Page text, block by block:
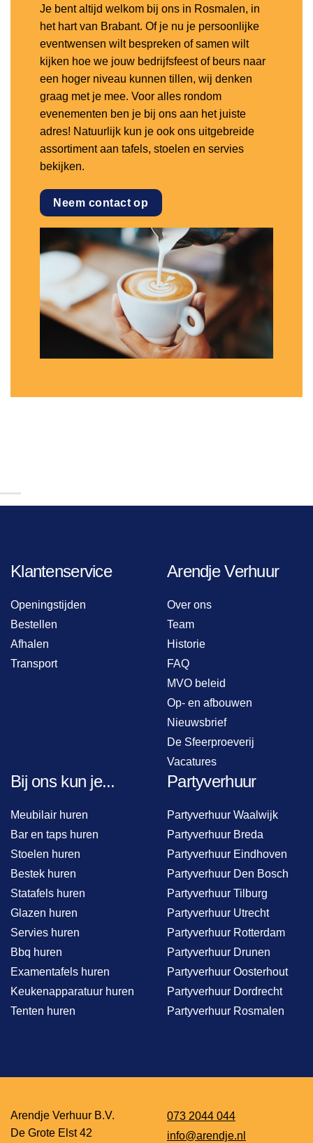
Je bent altijd welkom bij ons in Rosmalen, in
het hart van Brabant. Of je nu je persoonlijke
eventwensen wilt bespreken of samen wilt
kijken hoe we jouw bedrijfsfeest of beurs naar
een hoger niveau kunnen tillen, wij denken
graag met je mee. Voor alles rondom
evenementen ben je bij ons aan het juiste
adres! Natuurlijk kun je ook ons uitgebreide
assortiment aan tafels, stoelen en servies
bekijken.
Neem contact op
Klantenservice
Openingstijden
Bestellen
Afhalen
Transport
Arendje Verhuur
Over ons
Team
Historie
FAQ
MVO beleid
Op- en afbouwen
Nieuwsbrief
De Sfeerproeverij
Vacatures
Bij ons kun je...
Meubilair huren
Bar en taps huren
Stoelen huren
Bestek huren
Statafels huren
Glazen huren
Servies huren
Bbq huren
Examentafels huren
Keukenapparatuur huren
Tenten huren
Partyverhuur
Partyverhuur Waalwijk
Partyverhuur Breda
Partyverhuur Eindhoven
Partyverhuur Den Bosch
Partyverhuur Tilburg
Partyverhuur Utrecht
Partyverhuur Rotterdam
Partyverhuur Drunen
Partyverhuur Oosterhout
Partyverhuur Dordrecht
Partyverhuur Rosmalen
Arendje Verhuur B.V.
De Grote Elst 42
073 2044 044
info@arendje.nl